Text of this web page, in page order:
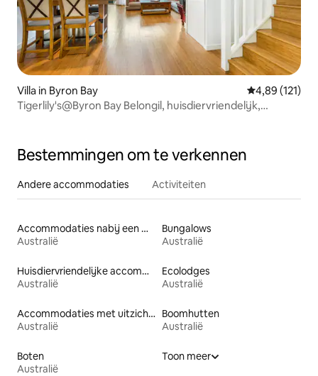
Villa in Byron Bay Gemiddelde
4,89 (121)
Tigerlily's@Byron Bay Belongil, huisdiervriendelijk,
Bestemmingen om te verkennen
Andere accommodaties Activiteiten
Accommodaties nabij een meer
Australië
Bungalows
Australië
Huisdiervriendelijke accommodaties
Australië
Ecolodges
Australië
Accommodaties met uitzicht op het strand
Australië
Boomhutten
Australië
Boten
Australië
Toon meer